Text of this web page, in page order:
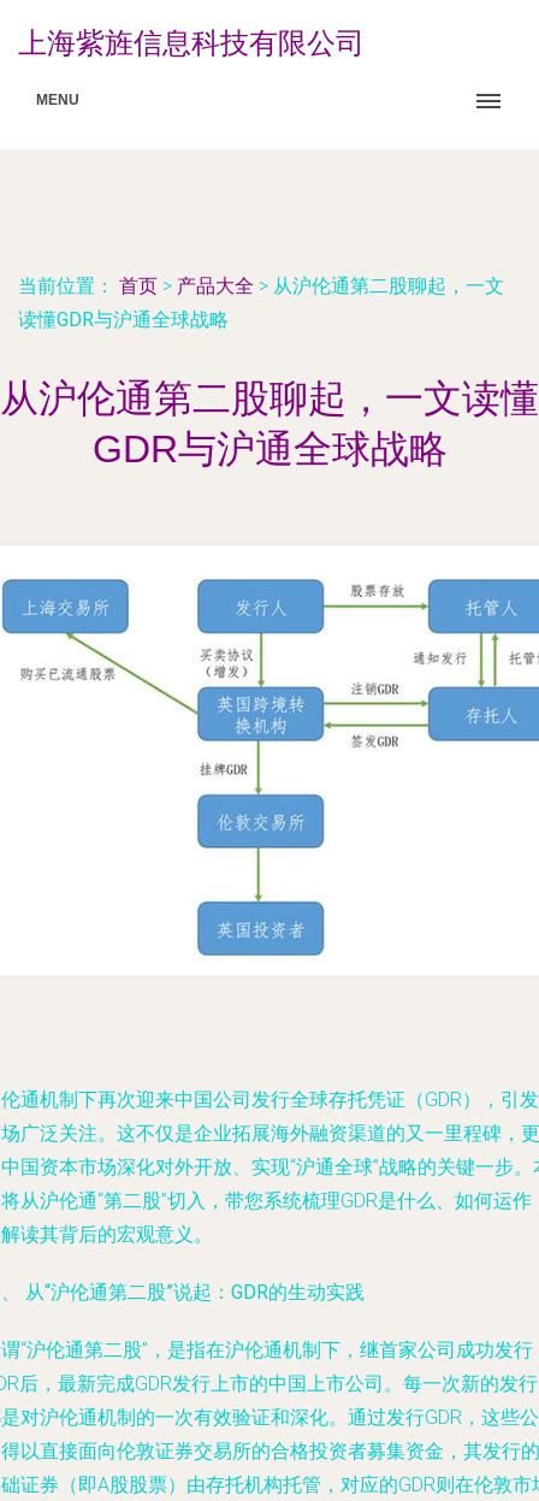
上海紫旌信息科技有限公司
MENU
当前位置： 首页 > 产品大全 > 从沪伦通第二股聊起，一文
读懂GDR与沪通全球战略
从沪伦通第二股聊起，一文读懂
GDR与沪通全球战略
通机制下再次迎来中国公司发行全球存托凭证（GDR），引发
广泛关注。这不仅是企业拓展海外融资渠道的又一里程碑，更
国资本市场深化对外开放、实现“沪通全球”战略的关键一步。
从沪伦通“第二股”切入，带您系统梳理GDR是什么、如何运作
读其背后的宏观意义。
从“沪伦通第二股”说起：GDR的生动实践
“沪伦通第二股”，是指在沪伦通机制下，继首家公司成功发行
后，最新完成GDR发行上市的中国上市公司。每一次新的发
对沪伦通机制的一次有效验证和深化。通过发行GDR，这些公
以直接面向伦敦证券交易所的合格投资者募集资金，其发行的
证券（即A股股票）由存托机构托管，对应的GDR则在伦敦市